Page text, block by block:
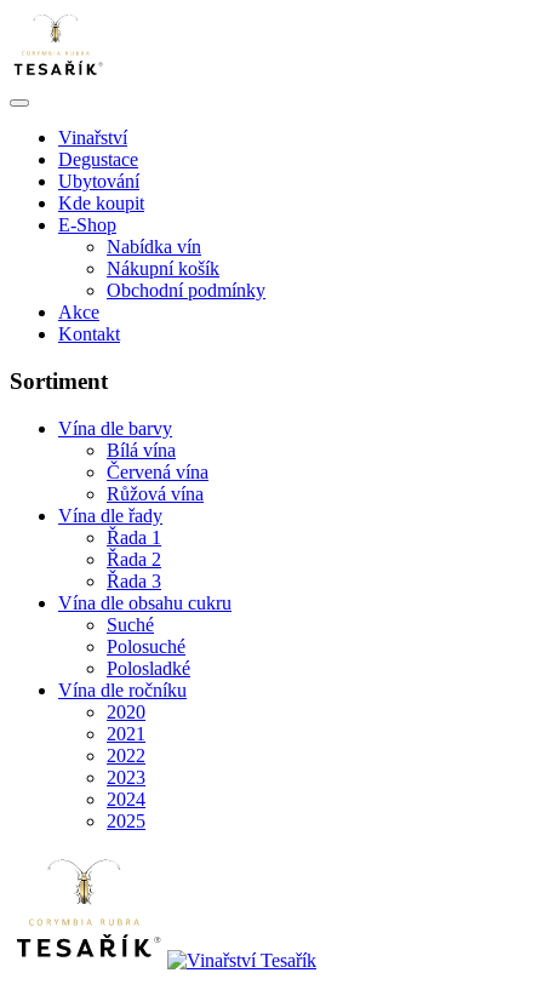
Vinařství
Degustace
Ubytování
Kde koupit
E-Shop
Nabídka vín
Nákupní košík
Obchodní podmínky
Akce
Kontakt
Sortiment
Vína dle barvy
Bílá vína
Červená vína
Růžová vína
Vína dle řady
Řada 1
Řada 2
Řada 3
Vína dle obsahu cukru
Suché
Polosuché
Polosladké
Vína dle ročníku
2020
2021
2022
2023
2024
2025